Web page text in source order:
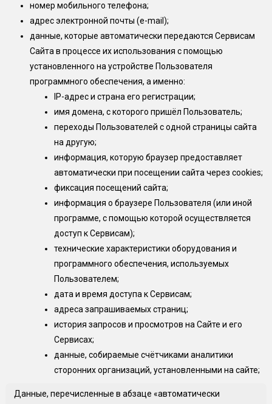
номер мобильного телефона;
адрес электронной почты (e-mail);
данные, которые автоматически передаются Сервисам
Сайта в процессе их использования с помощью
установленного на устройстве Пользователя
программного обеспечения, а именно:
IP-адрес и страна его регистрации;
имя домена, с которого пришёл Пользователь;
переходы Пользователей с одной страницы сайта
на другую;
информация, которую браузер предоставляет
автоматически при посещении сайта через cookies;
фиксация посещений сайта;
информация о браузере Пользователя (или иной
программе, с помощью которой осуществляется
доступ к Сервисам);
технические характеристики оборудования и
программного обеспечения, используемых
Пользователем;
дата и время доступа к Сервисам;
адреса запрашиваемых страниц;
история запросов и просмотров на Сайте и его
Сервисах;
данные, собираемые счётчиками аналитики
сторонних организаций, установленными на сайте;
Данные, перечисленные в абзаце «автоматически